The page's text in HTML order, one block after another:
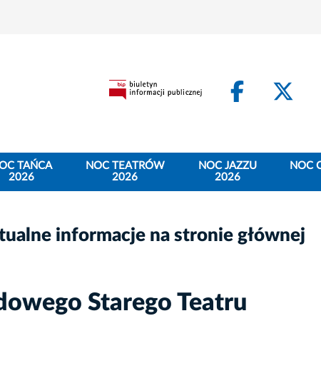
TAŃCA
2026
NOC TEATRÓW
2026
NOC JAZZU
2026
NOC
informacje na stronie głównej
Starego Teatru